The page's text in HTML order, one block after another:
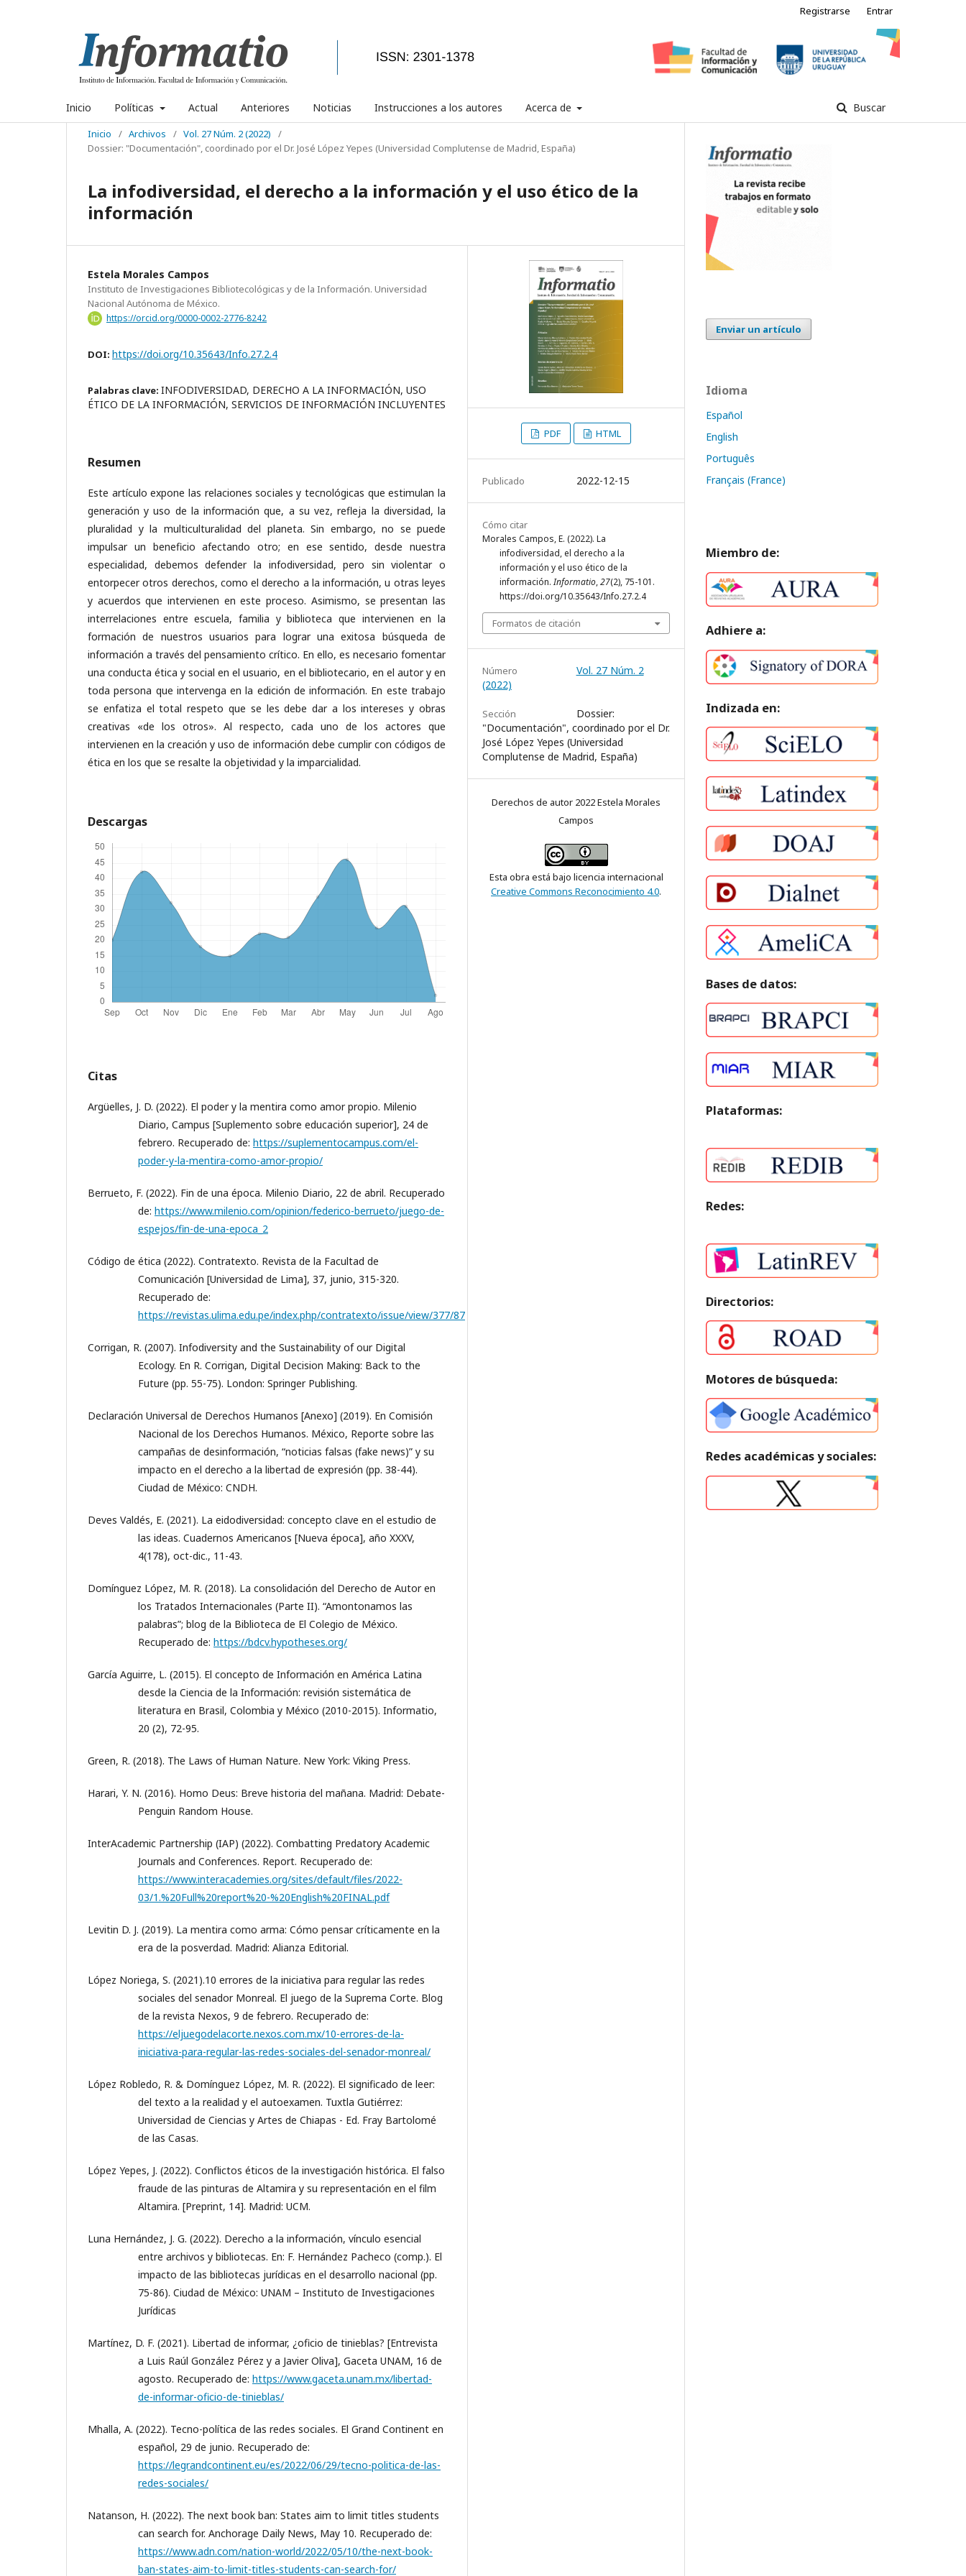
Inicio Políticas Actual Anteriores Noticias Instrucciones a los autores Acerca de Buscar
Registrarse Entrar
Inicio / Archivos / Vol. 27 Núm. 2 (2022)
/
Dossier: "Documentación", coordinado por el Dr. José López Yepes (Universidad Complutense de Madrid, España)
La infodiversidad, el derecho a la información y el uso ético de la
información
Estela Morales Campos
Instituto de Investigaciones Bibliotecológicas y de la Información. Universidad
Nacional Autónoma de México.
https://orcid.org/0000-0002-2776-8242
DOI: https://doi.org/10.35643/Info.27.2.4
Palabras clave: INFODIVERSIDAD, DERECHO A LA INFORMACIÓN, USO
ÉTICO DE LA INFORMACIÓN, SERVICIOS DE INFORMACIÓN INCLUYENTES
Resumen
Este artículo expone las relaciones sociales y tecnológicas que estimulan la
generación y uso de la información que, a su vez, refleja la diversidad, la
pluralidad y la multiculturalidad del planeta. Sin embargo, no se puede
impulsar un beneficio afectando otro; en ese sentido, desde nuestra
especialidad, debemos defender la infodiversidad, pero sin violentar o
entorpecer otros derechos, como el derecho a la información, u otras leyes
y acuerdos que intervienen en este proceso. Asimismo, se presentan las
interrelaciones entre escuela, familia y biblioteca que intervienen en la
formación de nuestros usuarios para lograr una exitosa búsqueda de
información a través del pensamiento crítico. En ello, es necesario fomentar
una conducta ética y social en el usuario, en el bibliotecario, en el autor y en
toda persona que intervenga en la edición de información. En este trabajo
se enfatiza el total respeto que se les debe dar a los intereses y obras
creativas «de los otros». Al respecto, cada uno de los actores que
intervienen en la creación y uso de información debe cumplir con códigos de
ética en los que se resalte la objetividad y la imparcialidad.
Descargas
Citas
Argüelles, J. D. (2022). El poder y la mentira como amor propio. Milenio
Diario, Campus [Suplemento sobre educación superior], 24 de
febrero. Recuperado de: https://suplementocampus.com/el-
poder-y-la-mentira-como-amor-propio/
Berrueto, F. (2022). Fin de una época. Milenio Diario, 22 de abril. Recuperado
de: https://www.milenio.com/opinion/federico-berrueto/juego-de-
espejos/fin-de-una-epoca_2
Código de ética (2022). Contratexto. Revista de la Facultad de
Comunicación [Universidad de Lima], 37, junio, 315-320.
Recuperado de:
https://revistas.ulima.edu.pe/index.php/contratexto/issue/view/377/87
Corrigan, R. (2007). Infodiversity and the Sustainability of our Digital
Ecology. En R. Corrigan, Digital Decision Making: Back to the
Future (pp. 55-75). London: Springer Publishing.
Declaración Universal de Derechos Humanos [Anexo] (2019). En Comisión
Nacional de los Derechos Humanos. México, Reporte sobre las
campañas de desinformación, “noticias falsas (fake news)” y su
impacto en el derecho a la libertad de expresión (pp. 38-44).
Ciudad de México: CNDH.
Deves Valdés, E. (2021). La eidodiversidad: concepto clave en el estudio de
las ideas. Cuadernos Americanos [Nueva época], año XXXV,
4(178), oct-dic., 11-43.
Domínguez López, M. R. (2018). La consolidación del Derecho de Autor en
los Tratados Internacionales (Parte II). “Amontonamos las
palabras”; blog de la Biblioteca de El Colegio de México.
Recuperado de: https://bdcv.hypotheses.org/
García Aguirre, L. (2015). El concepto de Información en América Latina
desde la Ciencia de la Información: revisión sistemática de
literatura en Brasil, Colombia y México (2010-2015). Informatio,
20 (2), 72-95.
Green, R. (2018). The Laws of Human Nature. New York: Viking Press.
Harari, Y. N. (2016). Homo Deus: Breve historia del mañana. Madrid: Debate-
Penguin Random House.
InterAcademic Partnership (IAP) (2022). Combatting Predatory Academic
Journals and Conferences. Report. Recuperado de:
https://www.interacademies.org/sites/default/files/2022-
03/1.%20Full%20report%20-%20English%20FINAL.pdf
Levitin D. J. (2019). La mentira como arma: Cómo pensar críticamente en la
era de la posverdad. Madrid: Alianza Editorial.
López Noriega, S. (2021).10 errores de la iniciativa para regular las redes
sociales del senador Monreal. El juego de la Suprema Corte. Blog
de la revista Nexos, 9 de febrero. Recuperado de:
https://eljuegodelacorte.nexos.com.mx/10-errores-de-la-
iniciativa-para-regular-las-redes-sociales-del-senador-monreal/
López Robledo, R. & Domínguez López, M. R. (2022). El significado de leer:
del texto a la realidad y el autoexamen. Tuxtla Gutiérrez:
Universidad de Ciencias y Artes de Chiapas - Ed. Fray Bartolomé
de las Casas.
López Yepes, J. (2022). Conflictos éticos de la investigación histórica. El falso
fraude de las pinturas de Altamira y su representación en el film
Altamira. [Preprint, 14]. Madrid: UCM.
Luna Hernández, J. G. (2022). Derecho a la información, vínculo esencial
entre archivos y bibliotecas. En: F. Hernández Pacheco (comp.). El
impacto de las bibliotecas jurídicas en el desarrollo nacional (pp.
75-86). Ciudad de México: UNAM – Instituto de Investigaciones
Jurídicas
Martínez, D. F. (2021). Libertad de informar, ¿oficio de tinieblas? [Entrevista
a Luis Raúl González Pérez y a Javier Oliva], Gaceta UNAM, 16 de
agosto. Recuperado de: https://www.gaceta.unam.mx/libertad-
de-informar-oficio-de-tinieblas/
Mhalla, A. (2022). Tecno-política de las redes sociales. El Grand Continent en
español, 29 de junio. Recuperado de:
https://legrandcontinent.eu/es/2022/06/29/tecno-politica-de-las-
redes-sociales/
Natanson, H. (2022). The next book ban: States aim to limit titles students
can search for. Anchorage Daily News, May 10. Recuperado de:
https://www.adn.com/nation-world/2022/05/10/the-next-book-
ban-states-aim-to-limit-titles-students-can-search-for/
PDF HTML
Publicado 2022-12-15
Cómo citar
Morales Campos, E. (2022). La
infodiversidad, el derecho a la
información y el uso ético de la
información.Informatio,27(2), 75-101.
https://doi.org/10.35643/Info.27.2.4
Formatos de citación
Número
Vol. 27 Núm. 2
(2022)
Sección
Dossier:
"Documentación", coordinado por el Dr.
José López Yepes (Universidad
Complutense de Madrid, España)
Derechos de autor 2022 Estela Morales
Campos
Esta obra está bajo licencia internacional
Creative Commons Reconocimiento 4.0.
Enviar un artículo
Idioma
Español
English
Português
Français (France)
Miembro de:
Adhiere a:
Indizada en:
Bases de datos:
Plataformas:
Redes:
Directorios:
Motores de búsqueda:
Redes académicas y sociales: